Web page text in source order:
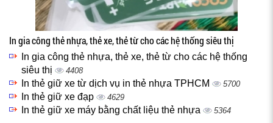
In gia công thẻ nhựa, thẻ xe, thẻ từ cho các hệ thống siêu thị
In gia công thẻ nhựa, thẻ xe, thẻ từ cho các hệ thống
siêu thị
4408
In thẻ giữ xe từ dịch vụ in thẻ nhựa TPHCM 5700
In thẻ giữ xe đạp 4629
In thẻ giữ xe máy bằng chất liệu thẻ nhựa 5364